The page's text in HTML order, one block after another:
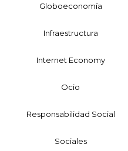
Globoeconomía
Infraestructura
Internet Economy
Ocio
Responsabilidad Social
Sociales